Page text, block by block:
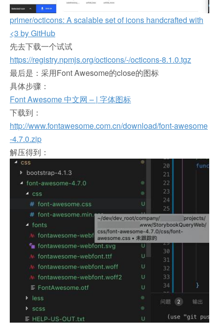
primer/octicons: A scalable set of icons handcrafted with
<3 by GitHub
先去下载一个试试
https://registry.npmjs.org/octicons/-/octicons-8.1.0.tgz
最后是：采用Font Awesome的close的图标
具体步骤：
Font Awesome 中文网 – | 字体图标
下载到：
http://www.fontawesome.com.cn/download/font-awesome
-4.7.0.zip
解压得到：